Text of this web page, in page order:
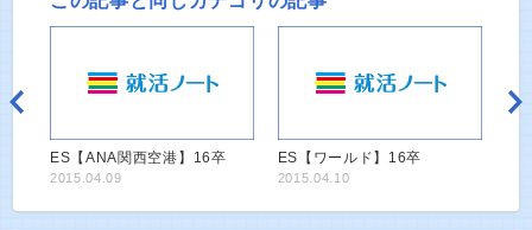
ES【ANA関西空港】16卒
2015.04.09
ES【ワールド】16卒
2015.04.10